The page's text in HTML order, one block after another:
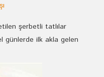
şerbetli tatlılar
günlerde ilk akla gelen